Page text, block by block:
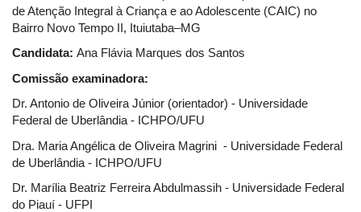
de Atenção Integral à Criança e ao Adolescente (CAIC) no
Bairro Novo Tempo II, Ituiutaba–MG
Candidata: Ana Flávia Marques dos Santos
Comissão examinadora:
Dr. Antonio de Oliveira Júnior (orientador) - Universidade
Federal de Uberlândia - ICHPO/UFU
Dra. Maria Angélica de Oliveira Magrini - Universidade Federal
de Uberlândia - ICHPO/UFU
Dr. Marília Beatriz Ferreira Abdulmassih - Universidade Federal
do Piauí - UFPI